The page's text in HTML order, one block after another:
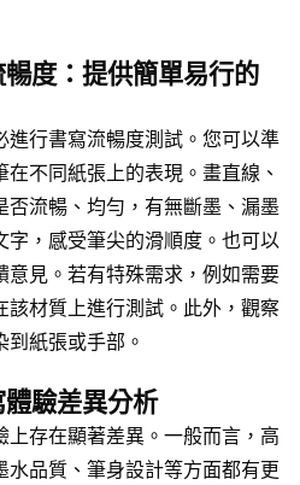
度：提供簡單易行的
進行書寫流暢度測試。您可以準
不同紙張上的表現。畫直線、
否流暢、均勻，有無斷墨、漏墨
字，感受筆尖的滑順度。也可以
意見。若有特殊需求，例如需要
材質上進行測試。此外，觀察
紙張或手部。
驗差異分析
上存在顯著差異。一般而言，高
品質、筆身設計等方面都有更